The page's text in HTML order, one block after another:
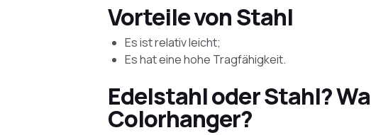
Vorteile von Stahl
Es ist relativ leicht;
Es hat eine hohe Tragfähigkeit.
Edelstahl oder Stahl?
Colorhanger?